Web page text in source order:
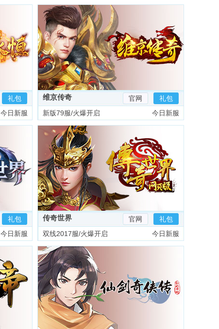
礼包
今日新服
维京传奇 官网
礼包
今日新服
新版79服/火爆开启
礼包
今日新服
传奇世界 官网
礼包
今日新服
双线2017服/火爆开启